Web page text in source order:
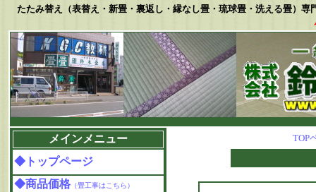
たたみ替え（表替え・新畳・裏返し・縁なし畳・琉球畳・洗える畳）専
メインメニュー
◆トップページ
◆商品価格 （畳工事はこちら）
TOP